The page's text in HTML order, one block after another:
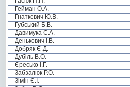
Гейман О.А.
Гнаткевич Ю.В.
Губський Б.В.
Давимука С.А.
Денькович І.В.
Добряк Є.Д.
Дубіль В.О.
Єресько І.Г.
Забзалюк Р.О.
Зімін Є.І.